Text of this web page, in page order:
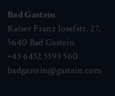
Bad Gastein
Kaiser Franz Josefstr. 27,
5640 Bad Gastein
+43 6432 3393 560
badgastein@gastein.com